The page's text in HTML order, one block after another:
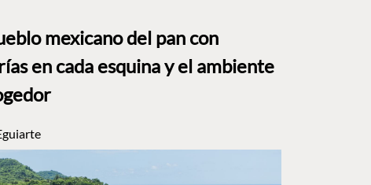
mexicano del pan con
en cada esquina y el ambiente